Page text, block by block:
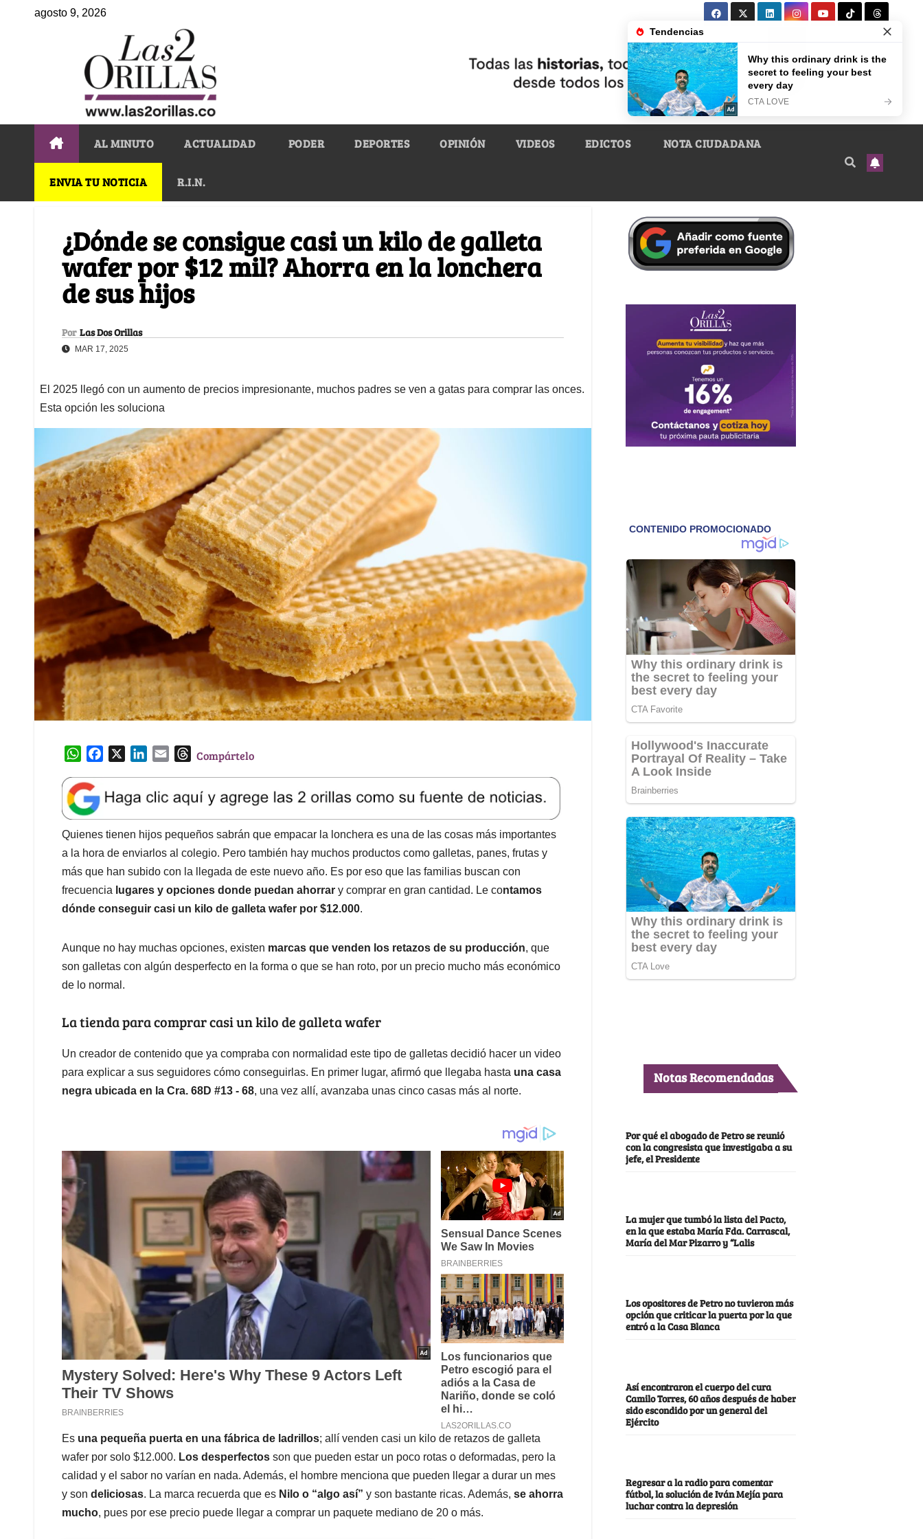
agosto 9, 2026
AL MINUTO ACTUALIDAD PODER DEPORTES OPINIÓN VIDEOS EDICTOS NOTA CIUDADANA
ENVIA TU NOTICIA R.I.N.
¿Dónde se consigue casi un kilo de galleta
wafer por $12 mil? Ahorra en la lonchera
de sus hijos
Por Las Dos Orillas
MAR 17, 2025
El 2025 llegó con un aumento de precios impresionante, muchos padres se ven a gatas para comprar las onces.
Esta opción les soluciona
W
a
t
s
A
p
p
e
b
o
o
k
k
e
d
I
n
l
T
e
a
d
s
Compártelo
Quienes tienen hijos pequeños sabrán que empacar la lonchera es una de las cosas más importantes
a la hora de enviarlos al colegio. Pero también hay muchos productos como galletas, panes, frutas y
más que han subido con la llegada de este nuevo año. Es por eso que las familias buscan con
frecuencia lugares y opciones donde puedan ahorrar y comprar en gran cantidad. Le contamos
dónde conseguir casi un kilo de galleta wafer por $12.000.
Aunque no hay muchas opciones, existen marcas que venden los retazos de su producción, que
son galletas con algún desperfecto en la forma o que se han roto, por un precio mucho más económico
de lo normal.
La tienda para comprar casi un kilo de galleta wafer
Un creador de contenido que ya compraba con normalidad este tipo de galletas decidió hacer un video
para explicar a sus seguidores cómo conseguirlas. En primer lugar, afirmó que llegaba hasta una casa
negra ubicada en la Cra. 68D #13 - 68, una vez allí, avanzaba unas cinco casas más al norte.
Es una pequeña puerta en una fábrica de ladrillos; allí venden casi un kilo de retazos de galleta
wafer por solo $12.000. Los desperfectos son que pueden estar un poco rotas o deformadas, pero la
calidad y el sabor no varían en nada. Además, el hombre menciona que pueden llegar a durar un mes
y son deliciosas. La marca recuerda que es Nilo o “algo así” y son bastante ricas. Además, se ahorra
mucho, pues por ese precio puede llegar a comprar un paquete mediano de 20 o más.
Notas Recomendadas
Por qué el abogado de Petro se reunió
con la congresista que investigaba a su
jefe, el Presidente
La mujer que tumbó la lista del Pacto,
en la que estaba María Fda. Carrascal,
María del Mar Pizarro y “Lalis
Los opositores de Petro no tuvieron más
opción que criticar la puerta por la que
entró a la Casa Blanca
Así encontraron el cuerpo del cura
Camilo Torres, 60 años después de haber
sido escondido por un general del
Ejército
Regresar a la radio para comentar
fútbol, la solución de Iván Mejía para
luchar contra la depresión